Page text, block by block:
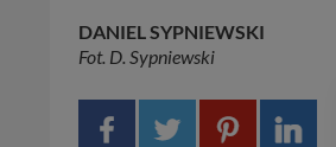
DANIEL SYPNIEWSKI
Fot. D. Sypniewski